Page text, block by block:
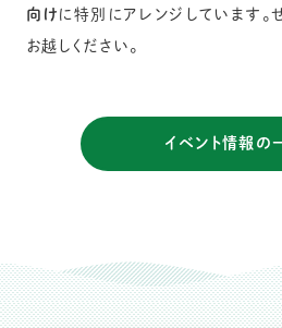
向け に特別にアレンジしています
お越しください。
イベント情報の